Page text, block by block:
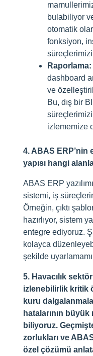
bulabiliyor
otomatik
fonksiyon,
süreçlerimizi
Raporlama:
dashboard
ve
Bu, dış bir
izlememize
4. ABAS
yapısı hangi
ABAS ERP
sistemi, iş
Örneğin, çıktı
hazırlıyor, sistem
entegre ediyoruz.
kolayca
şekilde
5. Havacılık
izlenebilirlik kritik
kuru
hatalarının
biliyoruz.
zorlukları ve
özel çözümü